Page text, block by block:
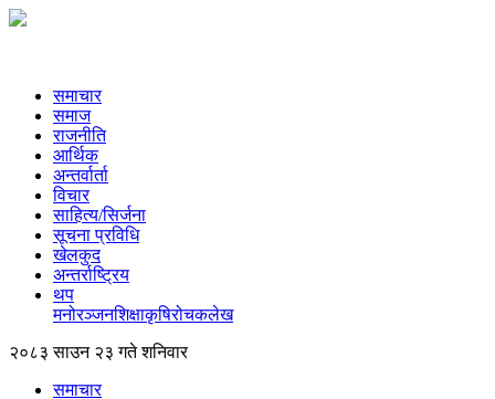
समाचार
समाज
राजनीति
आर्थिक
अन्तर्वार्ता
विचार
साहित्य/सिर्जना
सूचना प्रविधि
खेलकुद
अन्तर्राष्ट्रिय
थप
मनोरञ्‍जनशिक्षाकृषिरोचकलेख
२०८३ साउन २३ गते शनिवार
समाचार